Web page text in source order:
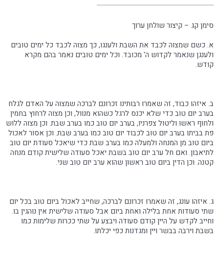
סימן קג – קיצור שולחן ערוך
א. כשם שמצוה לכבד את השבת ולענגו, כך מצוה לכבד כל ימים טובים
ולענגן שנאמר לקדוש ה' מכובד. וכל ימים טובים נאמר בהם מקרא
קודש.
ב. איזהו כבוד, זה שאמרו רבותינו זכרונם לברכה שמצוה על האדם לגלח
בערב יום טוב כדי שלא יכנס לרגל כשהוא מנוול, וכן מצוה לרחוץ בחמין
ולחוף ראשו וליטול צפרניו, בערב יום טוב כמו בערב שבת. וכן מצוה ללוש
פת בביתו בערב יום טוב לכבוד יום טוב כמו בערב שבת. וכן אסור לאכול
ביום טוב מן המנחה ולמעלה כמו בערב שבת כדי שיאכל סעודת יום טוב
לתיאבון. ואם חל ערב יום טוב בשבת יאכל סעודה שלישית קודם מנחה
קטנה. וכן הדין ביום טוב ראשון שהוא ערב יום טוב שני.
ג. איזהו עונג, זה שאמרו זכרונם לברכה, שחייב לאכול ביום טוב בכל יום
שתי סעודות אחת בלילה ואחת ביום אבל סעודה שלישית אין נוהגין בו.
וחייב לקדש על היין קודם סעודה ויבצע על שתי ככרות שלימות כמו
בשבת וירבה בבשר ויין ומגדנות כפי יכלתו.